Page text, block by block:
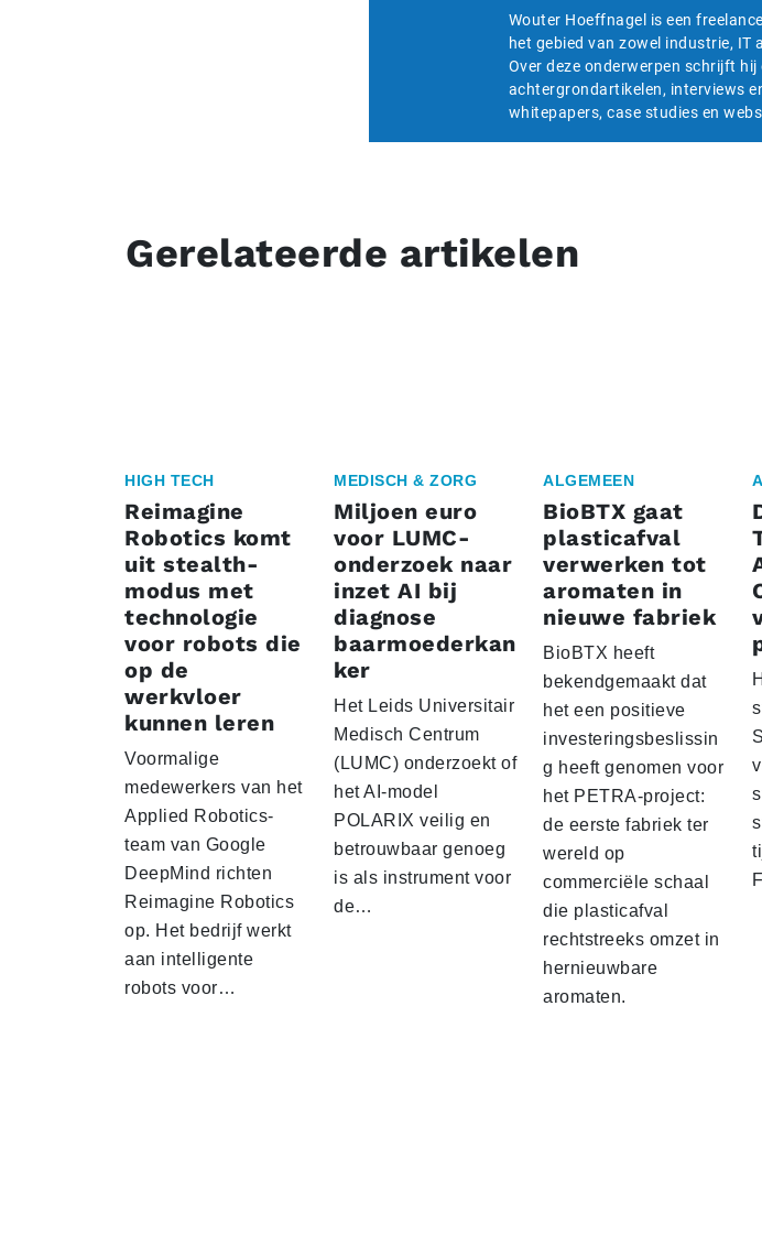
Wouter Hoeffnagel is een
het gebied van zowel industrie, IT
Over deze onderwerpen schrijft
achtergrondartikelen, interviews
whitepapers, case studies en
Gerelateerde artikelen
HIGH TECH
Reimagine
Robotics komt
uit stealth-
modus met
technologie
voor robots die
op de
werkvloer
kunnen leren
Voormalige
medewerkers van het
Applied Robotics-
team van Google
DeepMind richten
Reimagine Robotics
op. Het bedrijf werkt
aan intelligente
robots voor…
MEDISCH & ZORG
Miljoen euro
voor LUMC-
onderzoek naar
inzet AI bij
diagnose
baarmoederkan
ker
Het Leids Universitair
Medisch Centrum
(LUMC) onderzoekt of
het AI-model
POLARIX veilig en
betrouwbaar genoeg
is als instrument voor
de…
ALGEMEEN
BioBTX gaat
plasticafval
verwerken tot
aromaten in
nieuwe fabriek
BioBTX heeft
bekendgemaakt dat
het een positieve
investeringsbeslissin
g heeft genomen voor
het PETRA-project:
de eerste fabriek ter
wereld op
commerciële schaal
die plasticafval
rechtstreeks omzet in
hernieuwbare
aromaten.